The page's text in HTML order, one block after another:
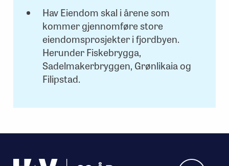
Hav Eiendom skal i årene som
kommer gjennomføre store
eiendomsprosjekter i fjordbyen.
Herunder Fiskebrygga,
Sadelmakerbryggen, Grønlikaia og
Filipstad.